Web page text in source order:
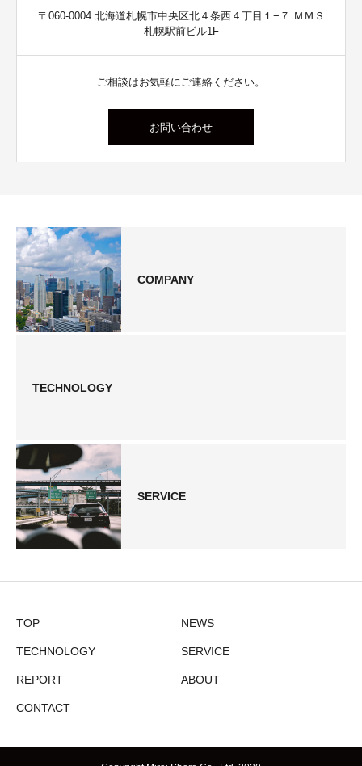
〒060-0004 北海道札幌市中央区北４条西４丁目１−７ ＭＭＳ
札幌駅前ビル1F
ご相談はお気軽にご連絡ください。
お問い合わせ
COMPANY
TECHNOLOGY
SERVICE
TOP NEWS
TECHNOLOGY SERVICE
REPORT ABOUT
CONTACT